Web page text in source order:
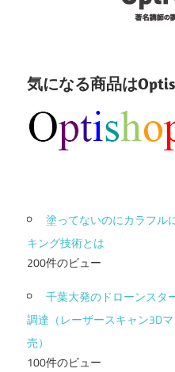
気になる商品は
塗ってないのにカラフ
キング技術とは
200件のビュー
千葉大発のドローンスタ
調達（レーザースキャン3D
売）
100件のビュー